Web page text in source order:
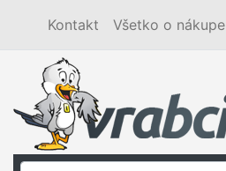
Kontakt Všetko o nákupe